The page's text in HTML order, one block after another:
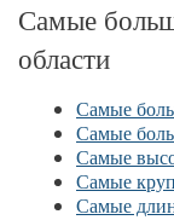
Самые
области
Самые
Самые
Самые
Самые
Самые